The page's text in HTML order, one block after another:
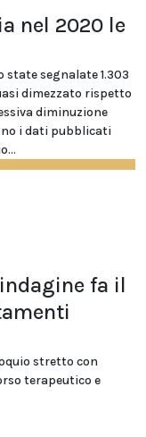
nel 2020 le
state segnalate 1.303
dimezzato rispetto
diminuzione
i dati pubblicati
fa il
stretto con
terapeutico e